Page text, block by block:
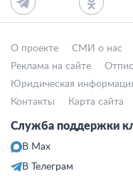
О проекте СМИ о нас
Реклама на сайте
Юридическая
Контакты
Карта сайта
Служба поддержки
В Max
В Телеграм